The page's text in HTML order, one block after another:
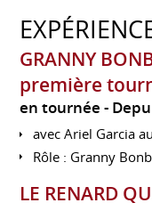
GRANNY
première
en tournée
avec Ariel Garcia
Rôle : Granny
LE RENARD